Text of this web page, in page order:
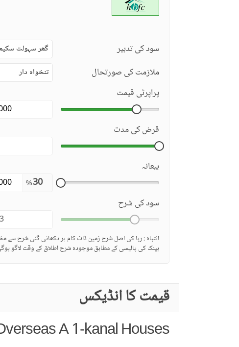
سود کی تدبیر گھر سہولت
ملازمت کی صورتحال تنخواہ دار
پراپرٹی قیمت
قرض کی مدت
بیعانہ
%
سود کی شرح
انتباہ : ربا کی اصل شرح زمین ڈاٹ کام پر دکھائی گئی شرح سے
بینک کی پالیسی کے مطابق موجودہ شرح اطلاق کے وقت لاگو
قیمت کا انڈیکس
A 1-kanal Houses